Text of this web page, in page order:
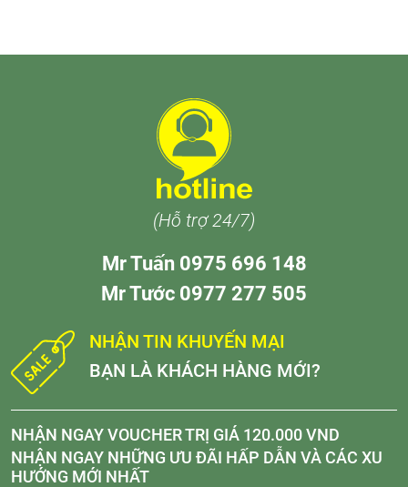
(Hỗ trợ 24/7)
Mr Tuấn 0975 696 148
Mr Tước 0977 277 505
NHẬN TIN KHUYẾN MẠI
BẠN LÀ KHÁCH HÀNG MỚI?
NHẬN NGAY VOUCHER TRỊ GIÁ 120.000 VND
NHẬN NGAY NHỮNG ƯU ĐÃI HẤP DẪN VÀ CÁC XU
HƯỚNG MỚI NHẤT